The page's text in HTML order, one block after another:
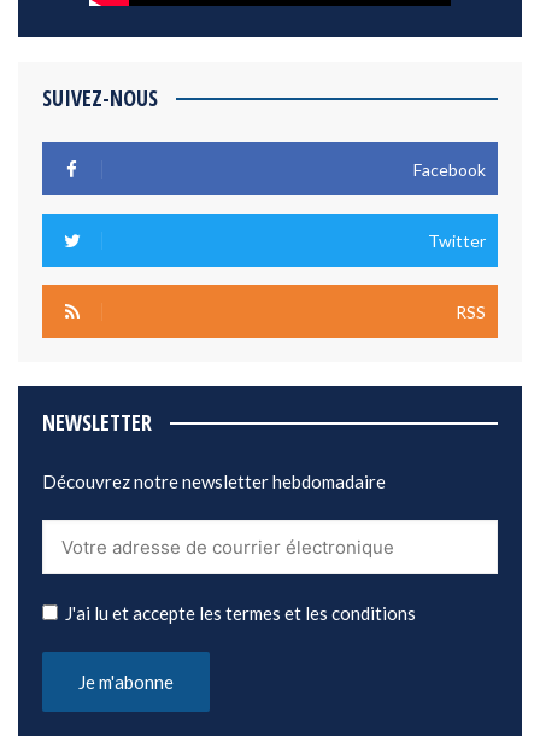
SUIVEZ-NOUS
Facebook
Twitter
RSS
NEWSLETTER
Découvrez notre newsletter hebdomadaire
J'ai lu et accepte les termes et les conditions